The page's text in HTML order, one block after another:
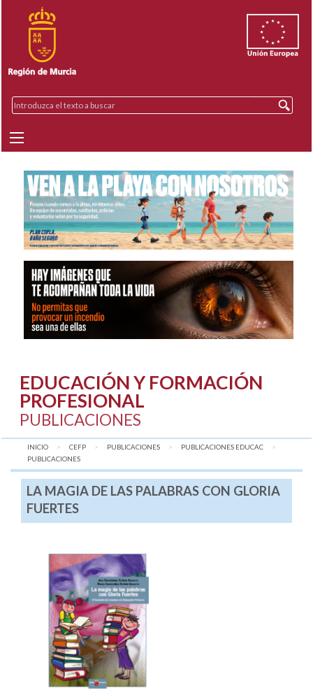
EDUCACIÓN Y FORMACIÓN
PROFESIONAL
PUBLICACIONES
INICIO CEFP PUBLICACIONES
PUBLICACIONES EDUCAC
AQUÍ:
PUBLICACIONES
LA MAGIA DE LAS PALABRAS CON GLORIA
FUERTES